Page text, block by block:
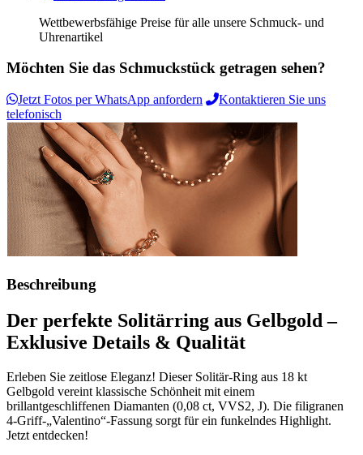
Wettbewerbsfähige Preise für alle unsere Schmuck- und
Uhrenartikel
Möchten Sie das Schmuckstück getragen sehen?
Jetzt Fotos per WhatsApp anfordern
Kontaktieren Sie uns
telefonisch
Beschreibung
Der perfekte Solitärring aus Gelbgold –
Exklusive Details & Qualität
Erleben Sie zeitlose Eleganz! Dieser Solitär-Ring aus 18 kt
Gelbgold vereint klassische Schönheit mit einem
brillantgeschliffenen Diamanten (0,08 ct, VVS2, J). Die filigranen
4-Griff-„Valentino“-Fassung sorgt für ein funkelndes Highlight.
Jetzt entdecken!